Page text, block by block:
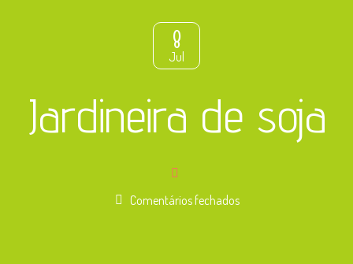
8
Jul
Jardineira de soja
Comentários fechadosem